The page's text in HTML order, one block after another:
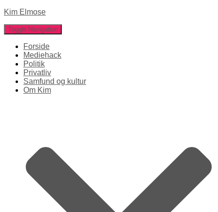
Kim Elmose
Toggle Navigation
Forside
Mediehack
Politik
Privatliv
Samfund og kultur
Om Kim